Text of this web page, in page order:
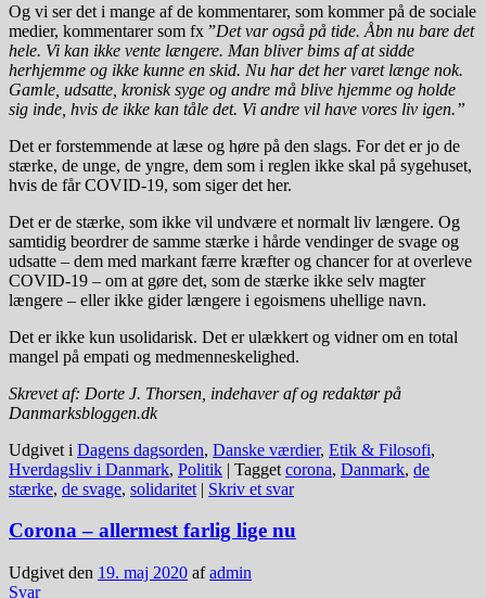
Og vi ser det i mange af de kommentarer, som kommer på de sociale
medier, kommentarer som fx ”Det var også på tide. Åbn nu bare det
hele. Vi kan ikke vente længere. Man bliver bims af at sidde
herhjemme og ikke kunne en skid. Nu har det her varet længe nok.
Gamle, udsatte, kronisk syge og andre må blive hjemme og holde
sig inde, hvis de ikke kan tåle det. Vi andre vil have vores liv igen.”
Det er forstemmende at læse og høre på den slags. For det er jo de
stærke, de unge, de yngre, dem som i reglen ikke skal på sygehuset,
hvis de får COVID-19, som siger det her.
Det er de stærke, som ikke vil undvære et normalt liv længere. Og
samtidig beordrer de samme stærke i hårde vendinger de svage og
udsatte – dem med markant færre kræfter og chancer for at overleve
COVID-19 – om at gøre det, som de stærke ikke selv magter
længere – eller ikke gider længere i egoismens uhellige navn.
Det er ikke kun usolidarisk. Det er ulækkert og vidner om en total
mangel på empati og medmenneskelighed.
Skrevet af: Dorte J. Thorsen, indehaver af og redaktør på
Danmarksbloggen.dk
Udgivet i Dagens dagsorden, Danske værdier, Etik & Filosofi,
Hverdagsliv i Danmark, Politik | Tagget corona, Danmark, de
stærke, de svage, solidaritet | Skriv et svar
Corona – allermest farlig lige nu
Udgivet den 19. maj 2020 afadmin
Svar